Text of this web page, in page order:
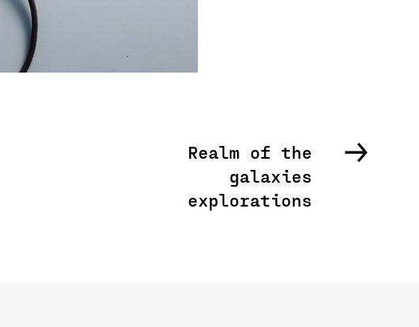
Realm of the
galaxies
explorations
→